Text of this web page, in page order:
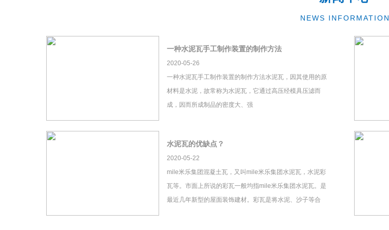
NEWS INFORMATION
一种水泥瓦手工制作装置的制作方法
2020-05-26
一种水泥瓦手工制作装置的制作方法水泥瓦，因其使用的原
材料是水泥，故常称为水泥瓦，它通过高压经模具压滤而
成，因而所成制品的密度大、强
水泥瓦的优缺点？
2020-05-22
mile米乐集团混凝土瓦，又叫mile米乐集团水泥瓦，水泥彩
瓦等。市面上所说的彩瓦一般均指mile米乐集团水泥瓦。是
最近几年新型的屋面装饰建材。彩瓦是将水泥、沙子等合